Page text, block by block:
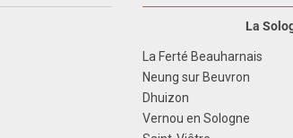
La
La Ferté Beauharnais
Neung sur Beuvron
Dhuizon
Vernou en Sologne